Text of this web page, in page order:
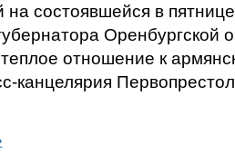
на состоявшейся в
Оренбургской
отношение к
канцелярия